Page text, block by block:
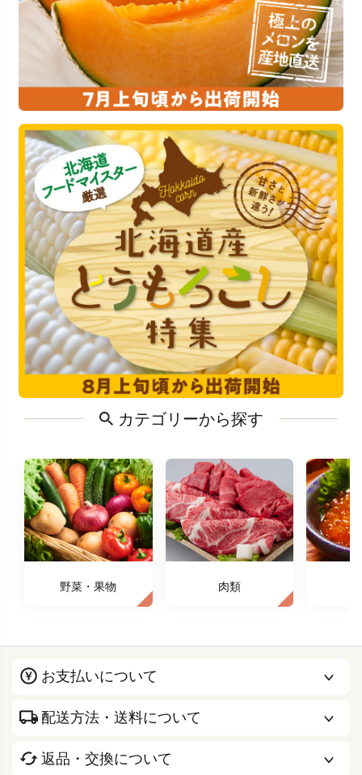
カテゴリーから探す
野菜・果物 肉類
お支払いについて
配送方法・送料について
返品・交換について